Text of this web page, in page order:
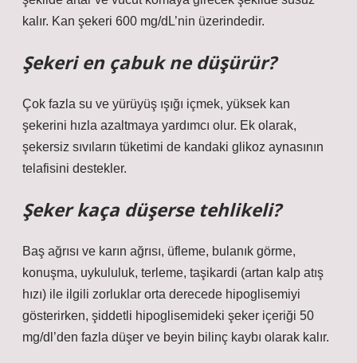
kalır. Kan şekeri 600 mg/dL’nin üzerindedir.
Şekeri en çabuk ne düşürür?
Çok fazla su ve yürüyüş ışığı içmek, yüksek kan
şekerini hızla azaltmaya yardımcı olur. Ek olarak,
şekersiz sıvıların tüketimi de kandaki glikoz aynasının
telafisini destekler.
Şeker kaça düşerse tehlikeli?
Baş ağrısı ve karın ağrısı, üfleme, bulanık görme,
konuşma, uykululuk, terleme, taşikardi (artan kalp atış
hızı) ile ilgili zorluklar orta derecede hipoglisemiyi
gösterirken, şiddetli hipoglisemideki şeker içeriği 50
mg/dl’den fazla düşer ve beyin bilinç kaybı olarak kalır.